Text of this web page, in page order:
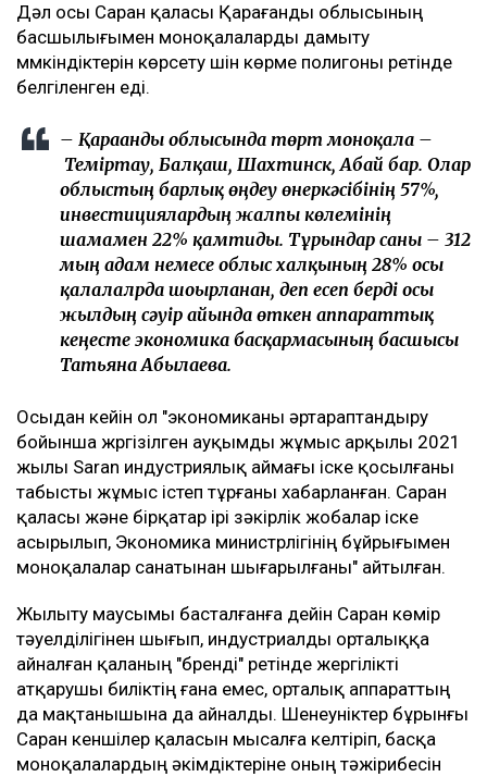
Дәл осы Саран қаласы Қарағанды облысының
басшылығымен моноқалаларды дамыту
мүмкіндіктерін көрсету үшін көрме полигоны ретінде
белгіленген еді.
– Қарағанды облысында төрт моноқала –
Теміртау, Балқаш, Шахтинск, Абай бар. Олар
облыстың барлық өңдеу өнеркәсібінің 57%,
инвестициялардың жалпы көлемінің
шамамен 22% қамтиды. Тұрғындар саны – 312
мың адам немесе облыс халқының 28% осы
қалалалрда шоғырланған, деп есеп берді осы
жылдың сәуір айында өткен аппараттық
кеңесте экономика басқармасының басшысы
Татьяна Абылаева.
Осыдан кейін ол "экономиканы әртараптандыру
бойынша жүргізілген ауқымды жұмыс арқылы 2021
жылы Saran индустриялық аймағы іске қосылғаны
табысты жұмыс істеп тұрғаны хабарланған. Саран
қаласы және бірқатар ірі зәкірлік жобалар іске
асырылып, Экономика министрлігінің бұйрығымен
моноқалалар санатынан шығарылғаны" айтылған.
Жылыту маусымы басталғанға дейін Саран көмір
тәуелділігінен шығып, индустриалды орталыққа
айналған қаланың "бренді" ретінде жергілікті
атқарушы биліктің ғана емес, орталық аппараттың
да мақтанышына да айналды. Шенеуніктер бұрынғы
Саран кеншілер қаласын мысалға келтіріп, басқа
моноқалалардың әкімдіктеріне оның тәжірибесін